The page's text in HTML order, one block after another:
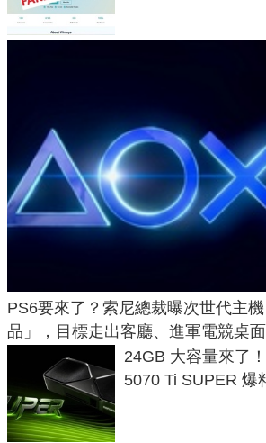
PS6要來了？索尼總裁曝次世代主
品」，目標走出客廳、進軍電競桌面
24GB 大容量來了
5070 Ti SUPER 爆